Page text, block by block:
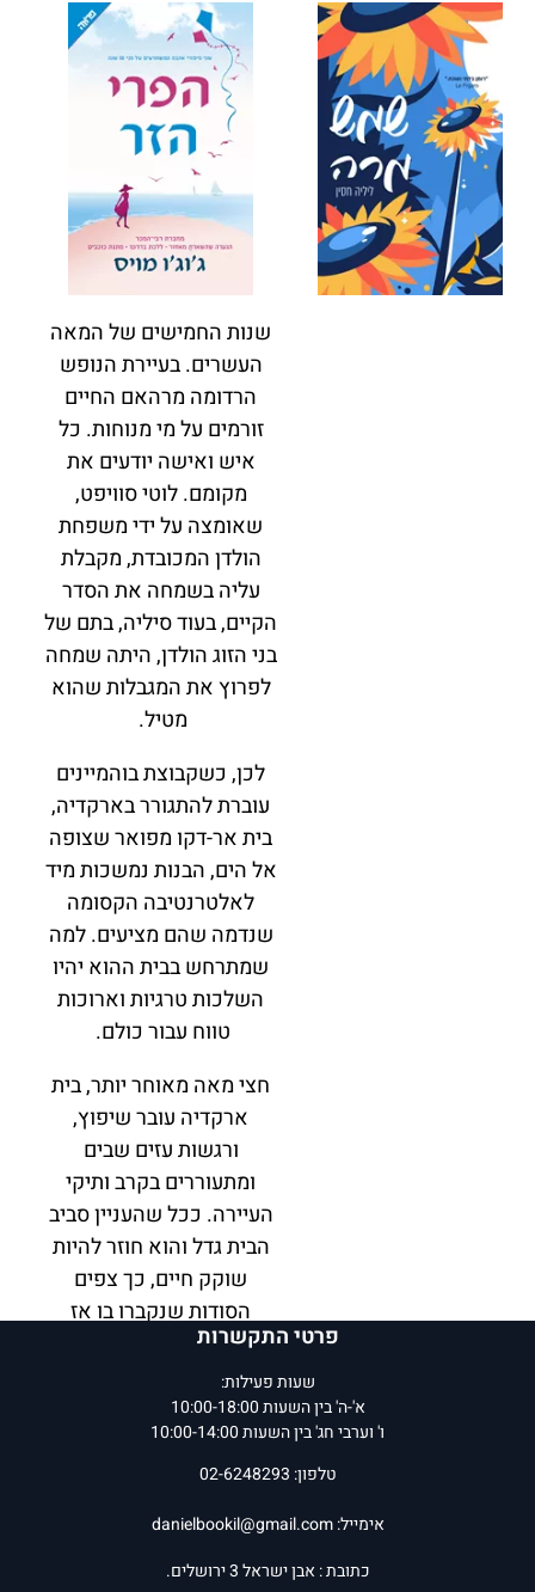
שנות החמישים של המאה
העשרים. בעיירת הנופש
הרדומה מרהאם החיים
זורמים על מי מנוחות. כל
איש ואישה יודעים את
מקומם. לוטי סוויפט,
שאומצה על ידי משפחת
הולדן המכובדת, מקבלת
עליה בשמחה את הסדר
הקיים, בעוד סיליה, בתם של
בני הזוג הולדן, היתה שמחה
לפרוץ את המגבלות שהוא
מטיל.
לכן, כשקבוצת בוהמיינים
עוברת להתגורר בארקדיה,
בית אר-דקו מפואר שצופה
אל הים, הבנות נמשכות מיד
לאלטרנטיבה הקסומה
שנדמה שהם מציעים. למה
שמתרחש בבית ההוא יהיו
השלכות טרגיות וארוכות
טווח עבור כולם.
חצי מאה מאוחר יותר, בית
ארקדיה עובר שיפוץ,
ורגשות עזים שבים
ומתעוררים בקרב ותיקי
העיירה. ככל שהעניין סביב
הבית גדל והוא חוזר להיות
שוקק חיים, כך צפים
הסודות שנקברו בו אז
ועולים ועמם השאלה: האם
אפשר באמת להשאיר את
העבר מאחור?
"מויס מייצרת עלילה
השזורה בקסמי עיירת נופש
פרטי התקשרות
שעות פעילות:
א'-ה' בין השעות 10:00-18:00
ו' וערבי חג' בין השעות 10:00-14:00
טלפון: 02-6248293
אימייל:danielbookil@gmail.com
כתובת : אבן ישראל 3 ירושלים.